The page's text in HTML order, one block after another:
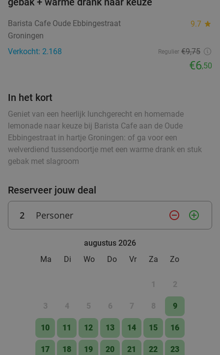
food
food
food
food
food
food
food
40%
Italiaans 3-gangen keuzediner bij Il Nuovo
4Mori in hartje Assen
Assen
Verkocht: 624 Regulier €31
3-gangenproeverij bij Tex-Mex Restaurant
Morgen Wo Do
Vr
Tex-Mex Restaurant Bramigo
9.8
Assen 28 min.directions_car
Barista Cafe Oude Ebbingestraat 9.7 star
Groningen
Verkocht: 2.168
Regulier €9,75
€6,50
In het kort
Geniet van een heerlijk lunchgerecht en homemade
lemonade naar keuze bij Barista Cafe aan de Oude
Ebbingestraat in hartje Groningen: of ga voor een
welverdiend tussendoortje met een warme drank en stuk
gebak met slagroom
Reserveer jouw deal
2 Personer remove_circle_outline add_circle_outline
augustus 2026
Ma
Di Wo Do Vr Za Zo
1 2
3 4 5 6 7 8 9
10 11 12 13 14 15 16
17 18 19 20 21 22 23